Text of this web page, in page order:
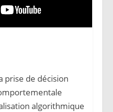
prise de décision
algorithmique